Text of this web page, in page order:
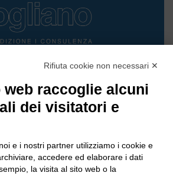
Bra
12060 Pocapaglia CN
Rifiuta cookie non necessari ✕
web raccoglie alcuni
dei visitatori e
e i nostri partner utilizziamo i cookie e
accedere ed elaborare i dati
la visita al sito web o la